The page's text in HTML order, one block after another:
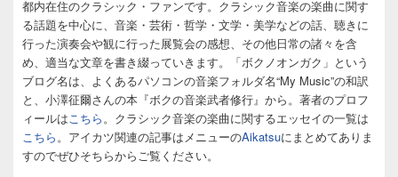
バ
ー
ウ
ィ
ト
エ
都内在住のクラシック・ファンです。クラシック音楽の楽曲に関す
る話題を中心に、音楽・芸術・哲学・文学・美学などの話、聴きに
行った演奏会や観に行った展覧会の感想、その他日常の諸々を含
め、適当な文章を書き綴っていきます。「ボクノオンガク」という
ブログ名は、よくあるパソコンの音楽フォルダ名“My Music”の和訳
と、小澤征爾さんの本『ボクの音楽武者修行』から。著者のプロフ
ィールはこちら。クラシック音楽の楽曲に関するエッセイの一覧は
こちら。アイカツ関連の記事はメニューのAikatsuにまとめてありま
すのでぜひそちらからご覧ください。